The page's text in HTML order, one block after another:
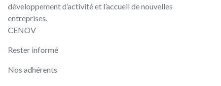
développement d’activité et l’accueil de nouvelles
entreprises.
CENOV
Rester informé
Nos adhérents